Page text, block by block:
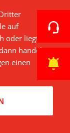
auf
liegt das
handelt
einen